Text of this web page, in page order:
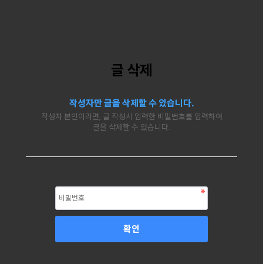
글 삭제
작성자만 글을 삭제할 수 있습니다.
작성자 본인이라면, 글 작성시 입력한 비밀번호를 입력하여
글을 삭제할 수 있습니다.